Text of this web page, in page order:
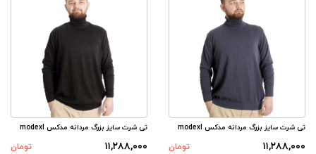
تی شرت سایز بزرگ مردانه مدکس modexl
۱۱,۲۸۸,۰۰۰
تومان
تی شرت سایز بزرگ مردانه مدکس modexl
۱۱,۲۸۸,۰۰۰
تومان